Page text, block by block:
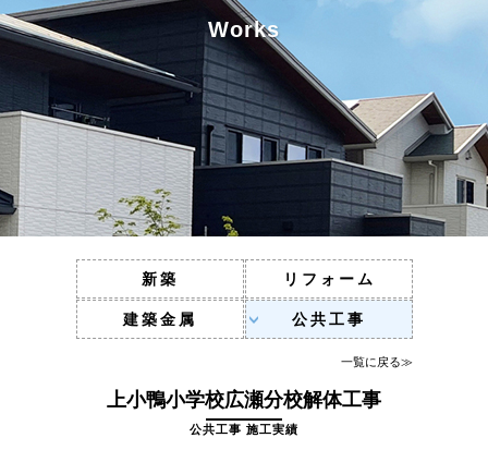
Works
新築 リフォーム
建築金属 公共工事
一覧に戻る≫
上小鴨小学校広瀬分校解体工事
公共工事 施工実績